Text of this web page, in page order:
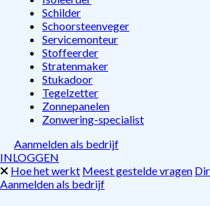
Schilder
Schoorsteenveger
Servicemonteur
Stoffeerder
Stratenmaker
Stukadoor
Tegelzetter
Zonnepanelen
Zonwering-specialist
Aanmelden als bedrijf
INLOGGEN
Hoe het werkt Meest gestelde vragen
Aanmelden als bedrijf